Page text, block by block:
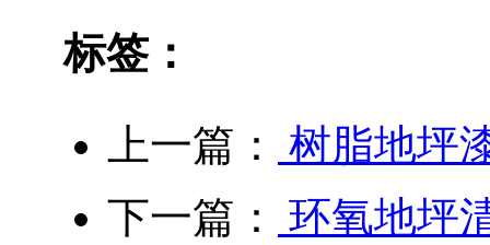
标签：
上一篇：
树脂地坪
下一篇：
环氧地坪